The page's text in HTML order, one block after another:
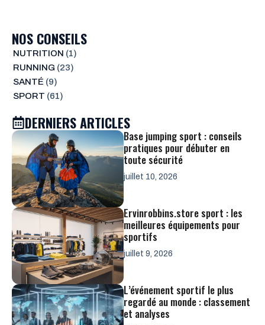
NOS CONSEILS
NUTRITION (1)
RUNNING (23)
SANTÉ (9)
SPORT (61)
DERNIERS ARTICLES
Base jumping sport : conseils
pratiques pour débuter en
toute sécurité
juillet 10, 2026
Ervinrobbins.store sport : les
meilleures équipements pour
sportifs
juillet 9, 2026
L’événement sportif le plus
regardé au monde : classement
et analyses